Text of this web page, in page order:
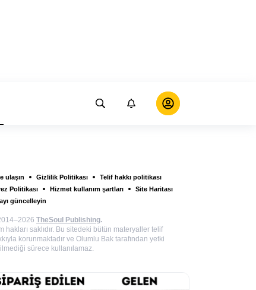
ulaşın Gizlilik Politikası
Telif hakkı politikası
Politikası
Hizmet kullanım şartları
Site Haritası
güncelleyin
TheSoul Publishing.
hakları saklıdır. Bu sitedeki bütün materyaller telif
korunmaktadır ve Olumlu Bak tarafından yetki
sürece kullanılamaz.